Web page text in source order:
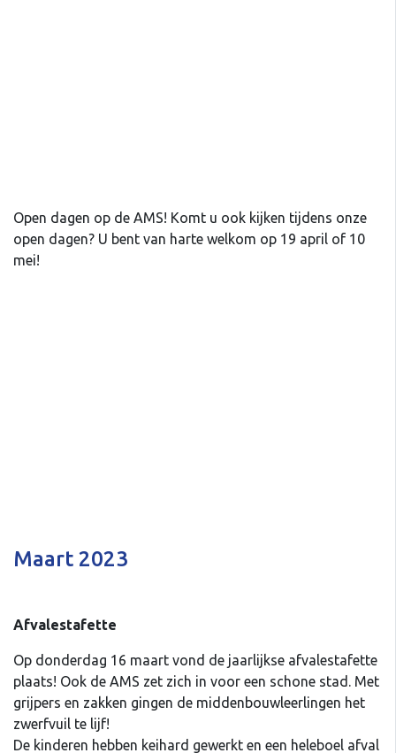
Open dagen op de AMS! Komt u ook kijken tijdens onze
open dagen? U bent van harte welkom op 19 april of 10
mei!
Maart 2023
Afvalestafette
Op donderdag 16 maart vond de jaarlijkse afvalestafette
plaats! Ook de AMS zet zich in voor een schone stad. Met
grijpers en zakken gingen de middenbouwleerlingen het
zwerfvuil te lijf!
De kinderen hebben keihard gewerkt en een heleboel afval